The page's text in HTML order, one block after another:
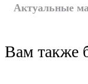
Актуальные
Вам также